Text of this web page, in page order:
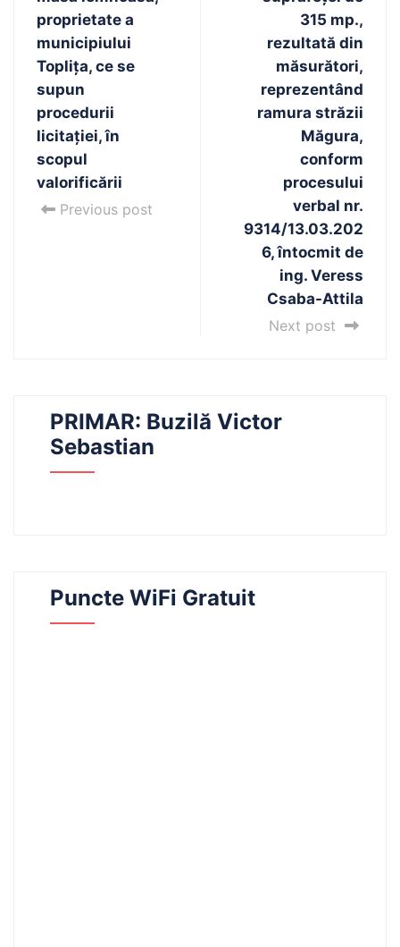
proprietate a
municipiului
Toplița, ce se
supun
procedurii
licitației, în
scopul
valorificării
Previous post
315 mp.,
rezultată din
măsurători,
reprezentând
ramura străzii
Măgura,
conform
procesului
verbal nr.
9314/13.03.202
6, întocmit de
ing. Veress
Csaba-Attila
Next post
PRIMAR: Buzilă Victor
Sebastian
Puncte WiFi Gratuit